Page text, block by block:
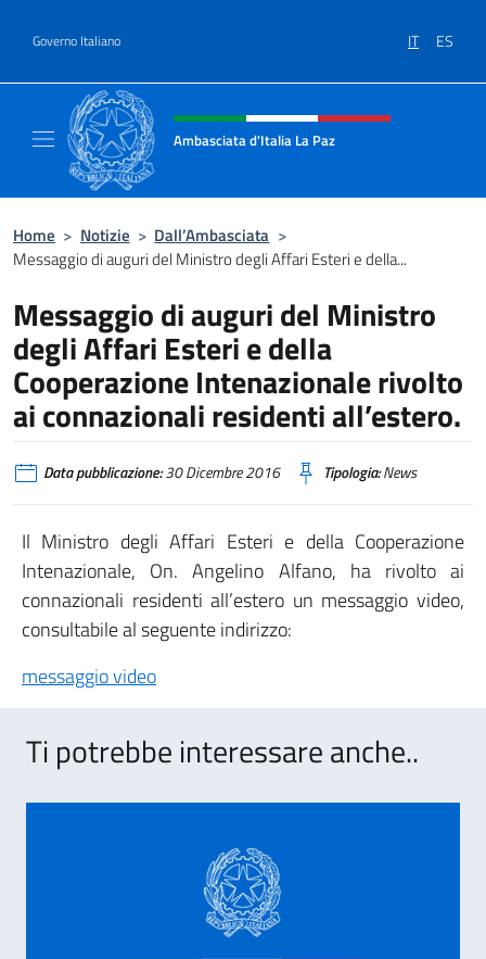
Governo Italiano IT ES
Intestazione sito, social e menù
Ambasciata d'Italia La Paz
Home > Notizie > Dall’Ambasciata >
Messaggio di auguri del Ministro degli Affari Esteri e della...
Messaggio di auguri del Ministro
degli Affari Esteri e della
Cooperazione Intenazionale rivolto
ai connazionali residenti all’estero.
Data pubblicazione:30 Dicembre 2016 Tipologia:News
Il Ministro degli Affari Esteri e della Cooperazione
Intenazionale, On. Angelino Alfano, ha rivolto ai
connazionali residenti all’estero un messaggio video,
consultabile al seguente indirizzo:
messaggio video
Ti potrebbe interessare anche..